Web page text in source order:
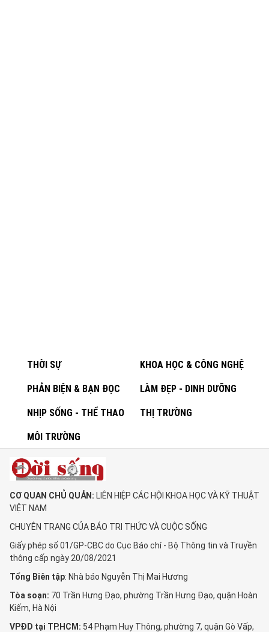
THỜI SỰ KHOA HỌC & CÔNG NGHỆ
PHẢN BIỆN & BẠN ĐỌC LÀM ĐẸP - DINH DƯỠNG
NHỊP SỐNG - THỂ THAO THỊ TRƯỜNG
MÔI TRƯỜNG
CƠ QUAN CHỦ QUẢN: LIÊN HIỆP CÁC HỘI KHOA HỌC VÀ KỸ THUẬT
VIỆT NAM
CHUYÊN TRANG CỦA BÁO TRI THỨC VÀ CUỘC SỐNG
Giấy phép số 01/GP-CBC do Cục Báo chí - Bộ Thông tin và Truyền
thông cấp ngày 20/08/2021
Tổng Biên tập: Nhà báo Nguyễn Thị Mai Hương
Tòa soạn: 70 Trần Hưng Đạo, phường Trần Hưng Đạo, quận Hoàn
Kiếm, Hà Nội
VPĐD tại TP.HCM: 54 Phạm Huy Thông, phường 7, quận Gò Vấp,